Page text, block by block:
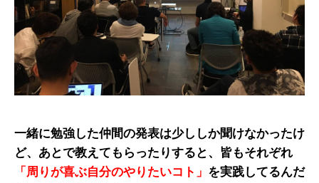
一緒に勉強した仲間の発表は少ししか聞けなかったけ
ど、あとで教えてもらったりすると、皆もそれぞれ
「周りが喜ぶ自分のやりたいコト」 を実践してるんだ